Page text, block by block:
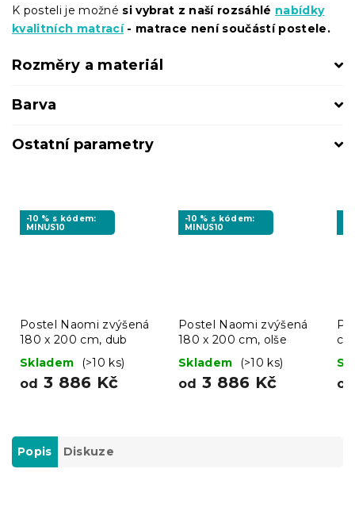
K posteli je možné si vybrat z naší rozsáhlé nabídky
kvalitních matrací- matrace není součástí postele.
Rozměry a materiál
Barva
Ostatní parametry
-10 % s kódem:
MINUS10
Postel Naomi zvýšená
180 x 200 cm, dub
Skladem
(>10 ks)
od 3 886 Kč
-10 % s kódem:
MINUS10
Postel Naomi zvýšená
180 x 200 cm, olše
Skladem
(>10 ks)
od 3 886 Kč od
Popis Diskuze